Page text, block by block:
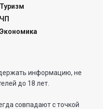
Туризм
ЧП
Экономика
информацию, не
до 18 лет.
совпадают с точкой